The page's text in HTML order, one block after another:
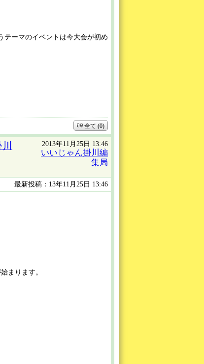
テーマのイベントは今大会が初め
全て (0)
2013年11月25日 13:46
いいじゃん掛川編
集局
最新投稿：13年11月25日 13:46
まります。